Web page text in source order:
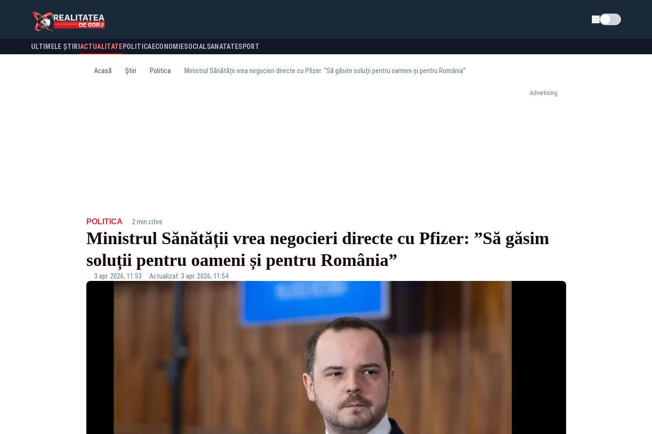
Schimba tema
ULTIMELE ȘTIRI ACTUALITATE POLITICA ECONOMIESOCIALSANATATESPORT
Acasă Știri Politica Ministrul Sănătății vrea negocieri directe cu Pfizer: ”Să găsim soluții pentru oameni și pentru România”
Advertising
POLITICA· 2 min citire
Ministrul Sănătății vrea negocieri directe cu Pfizer: ”Să găsim
soluții pentru oameni și pentru România”
3 apr. 2026, 11:53 Actualizat: 3 apr. 2026, 11:54